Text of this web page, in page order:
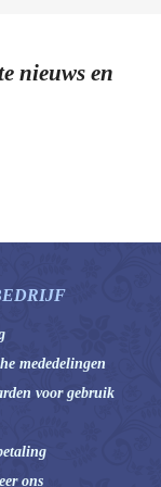
nieuws en
mededelingen
voor gebruik
ons